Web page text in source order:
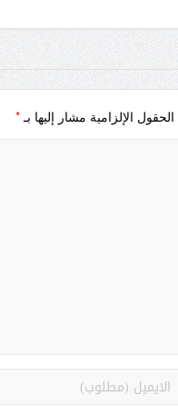
الحقول الإلزامية مشار إليها بـ*